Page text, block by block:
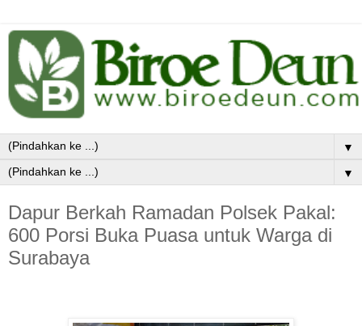
▼
▼
Dapur Berkah Ramadan Polsek Pakal:
600 Porsi Buka Puasa untuk Warga di
Surabaya